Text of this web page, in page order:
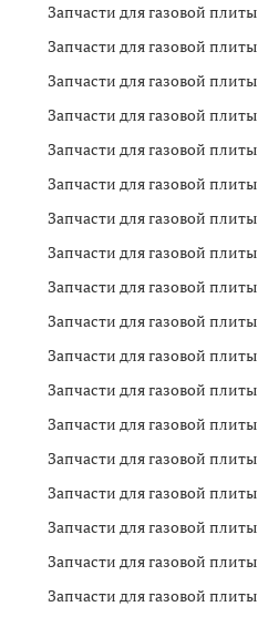
Запчасти для газовой
Запчасти для газовой
Запчасти для газовой
Запчасти для газовой
Запчасти для газовой
Запчасти для газовой
Запчасти для газовой
Запчасти для газовой
Запчасти для газовой
Запчасти для газовой
Запчасти для газовой
Запчасти для газовой
Запчасти для газовой
Запчасти для газовой
Запчасти для газовой
Запчасти для газовой
Запчасти для газовой
Запчасти для газовой плиты